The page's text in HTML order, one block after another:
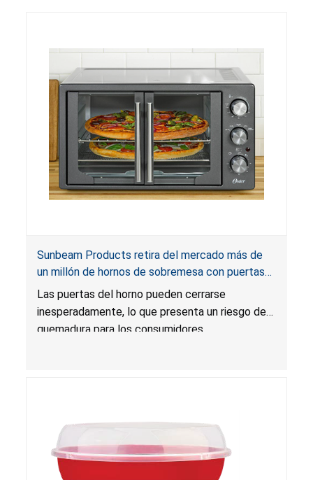
Sunbeam Products retira del mercado más de
un millón de hornos de sobremesa con puertas
francesas de Oster por riesgo de quemadura
Las puertas del horno pueden cerrarse
inesperadamente, lo que presenta un riesgo de
quemadura para los consumidores.